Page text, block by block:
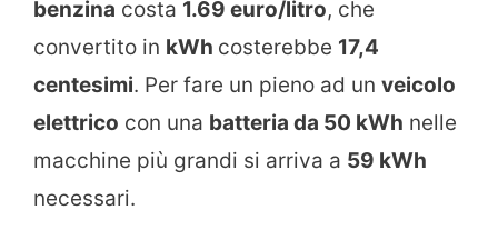
benzina costa 1.69 euro/litro, che
convertito in kWh costerebbe 17,4
centesimi. Per fare un pieno ad un veicolo
elettrico con una batteria da 50 kWh nelle
macchine più grandi si arriva a 59 kWh
necessari.